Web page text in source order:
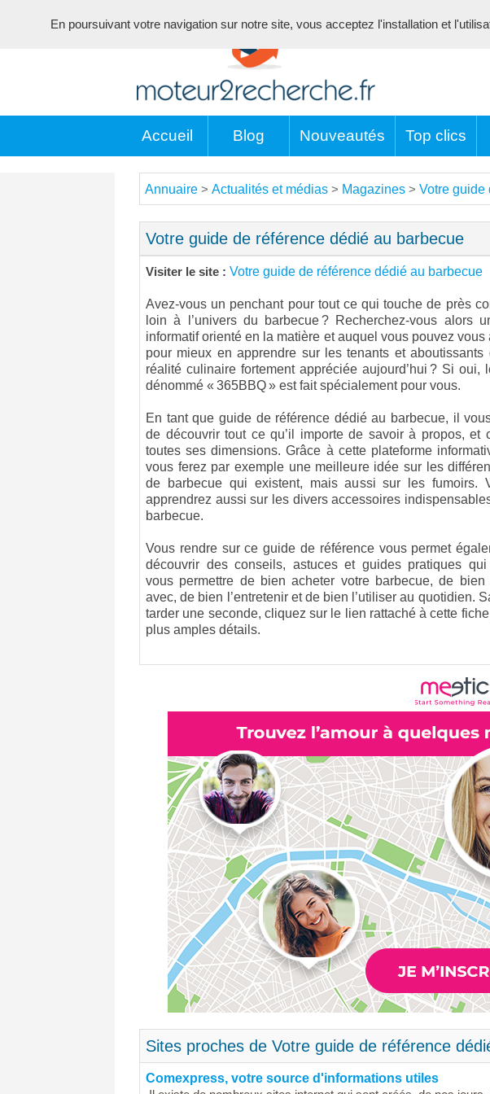
Accueil Blog Nouveautés Top clics
Annuaire > Actualités et médias > Magazines > Votre guide
Votre guide de référence dédié au barbecue
Visiter le site : Votre guide de référence dédié au barbecue
Avez-vous un penchant pour tout ce qui touche de près
loin à l’univers du barbecue ? Recherchez-vous alors
informatif orienté en la matière et auquel vous pouvez vous
pour mieux en apprendre sur les tenants et aboutissants
réalité culinaire fortement appréciée aujourd’hui ? Si oui,
dénommé « 365BBQ » est fait spécialement pour vous.
En tant que guide de référence dédié au barbecue, il
de découvrir tout ce qu’il importe de savoir à propos, et
toutes ses dimensions. Grâce à cette plateforme
vous ferez par exemple une meilleure idée sur les
de barbecue qui existent, mais aussi sur les fumoirs.
apprendrez aussi sur les divers accessoires
barbecue.
Vous rendre sur ce guide de référence vous permet
découvrir des conseils, astuces et guides pratiques qui
vous permettre de bien acheter votre barbecue, de bien
avec, de bien l’entretenir et de bien l’utiliser au quotidien.
tarder une seconde, cliquez sur le lien rattaché à cette
plus amples détails.
Sites proches de Votre guide de référence
Comexpress, votre source d'informations utiles
En poursuivant votre navigation sur notre site, vous acceptez l'installation et